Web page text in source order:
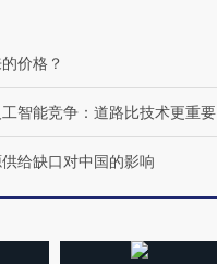
价格？
智能竞争：道路比技术更重要
给缺口对中国的影响